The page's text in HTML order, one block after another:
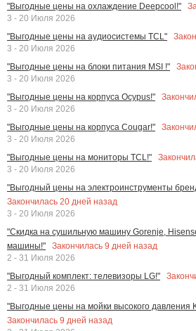
"Выгодные цены на охлаждение Deepcool!"
3 - 20 Июля 2026
"Выгодные цены на аудиосистемы TCL"
3 - 20 Июля 2026
"Выгодные цены на блоки питания MSI !"
3 - 20 Июля 2026
"Выгодные цены на корпуса Ocypus!"
3 - 20 Июля 2026
"Выгодные цены на корпуса Cougar!"
3 - 20 Июля 2026
"Выгодные цены на мониторы TCL!"
3 - 20 Июля 2026
"Выгодный цены на электроинструменты
Закончилась 20 дней назад
3 - 20 Июля 2026
"Скидка на сушильную машину Gorenje,
машины!"
Закончилась 9 дней назад
2 - 31 Июля 2026
"Выгодный комплект: телевизоры LG!"
2 - 31 Июля 2026
"Выгодные цены на мойки высокого давления
Закончилась 9 дней назад